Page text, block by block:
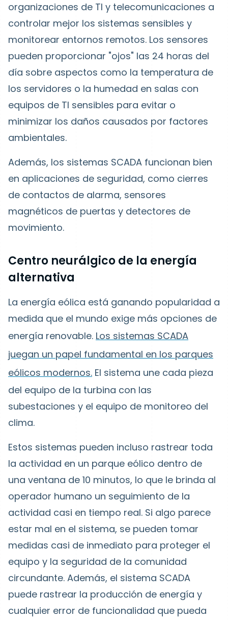
organizaciones de TI y telecomunicaciones a
controlar mejor los sistemas sensibles y
monitorear entornos remotos. Los sensores
pueden proporcionar "ojos" las 24 horas del
día sobre aspectos como la temperatura de
los servidores o la humedad en salas con
equipos de TI sensibles para evitar o
minimizar los daños causados por factores
ambientales.
Además, los sistemas SCADA funcionan bien
en aplicaciones de seguridad, como cierres
de contactos de alarma, sensores
magnéticos de puertas y detectores de
movimiento.
Centro neurálgico de la energía
alternativa
La energía eólica está ganando popularidad a
medida que el mundo exige más opciones de
energía renovable. Los sistemas SCADA
juegan un papel fundamental en los parques
eólicos modernos. El sistema une cada pieza
del equipo de la turbina con las
subestaciones y el equipo de monitoreo del
clima.
Estos sistemas pueden incluso rastrear toda
la actividad en un parque eólico dentro de
una ventana de 10 minutos, lo que le brinda al
operador humano un seguimiento de la
actividad casi en tiempo real. Si algo parece
estar mal en el sistema, se pueden tomar
medidas casi de inmediato para proteger el
equipo y la seguridad de la comunidad
circundante. Además, el sistema SCADA
puede rastrear la producción de energía y
cualquier error de funcionalidad que pueda